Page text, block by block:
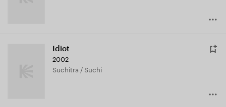
Idiot
2002
Suchitra / Suchi